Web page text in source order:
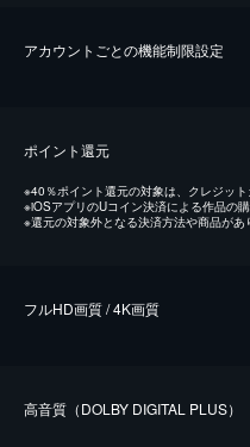
アカウントごとの機能制限設定
ポイント還元
※40％ポイント還元の対象は、クレジッ
※iOSアプリのUコイン決済による作品の
※還元の対象外となる決済方法や商品があ
フルHD画質 / 4K画質
⾼⾳質（DOLBY DIGITAL PLUS）